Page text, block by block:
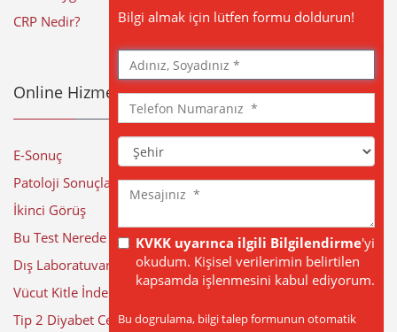
Bilgi almak için lütfen formu doldurun!
Adınız,
Soyadınız
Telefon
Numaranız
Şehir
Mesajınız
KVKK uyarınca ilgili Bilgilendirme'yi
okudum. Kişisel verilerimin belirtilen
kapsamda işlenmesini kabul ediyorum.
Bu dogrulama, bilgi talep formunun otomatik
CRP Nedir?
Online Hizmetler
E-Sonuç
Patoloji Sonuçları
İkinci Görüş
Bu Test Nerede Yapılıyor?
Dış Laboratuvar Sonuçları
Vücut Kitle İndeksi Hesaplama
Tip 2 Diyabet Cerrahisi